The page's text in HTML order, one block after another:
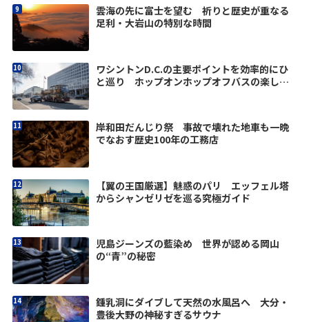
雲海の先に富士を望む 祈りと歴史が重なる
足利・大岩山の特別な時間
ワシントンD.C.の主要ポイントを効率的にひ
と巡り ホップオンホップオフバスの楽しみ
岸和田だんじり祭 事故で壊れた地車も一晩
でなおす歴史100年の工務店
【翼の王国厳選】魅惑のパリ エッフェル塔
からシャンゼリゼを巡る究極ガイド
児島ジーンズの藍染め 世界が認める岡山
の“青”の秘密
鍾乳洞にダイブして天然の水風呂へ 大分・
豊後大野の神秘すぎるサウナ